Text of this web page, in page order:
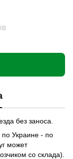
без заноса.
Украине - по
может
со склада).